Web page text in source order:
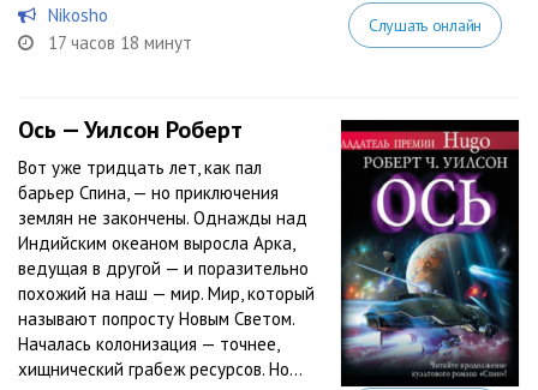
Nikosho
17 часов 18 минут
Слушать онлайн
Ось — Уилсон Роберт
Вот уже тридцать лет, как пал
барьер Спина, — но приключения
землян не закончены. Однажды над
Индийским океаном выросла Арка,
ведущая в другой — и поразительно
похожий на наш — мир. Мир, который
называют попросту Новым Светом.
Началась колонизация — точнее,
хищнический грабеж ресурсов. Но...